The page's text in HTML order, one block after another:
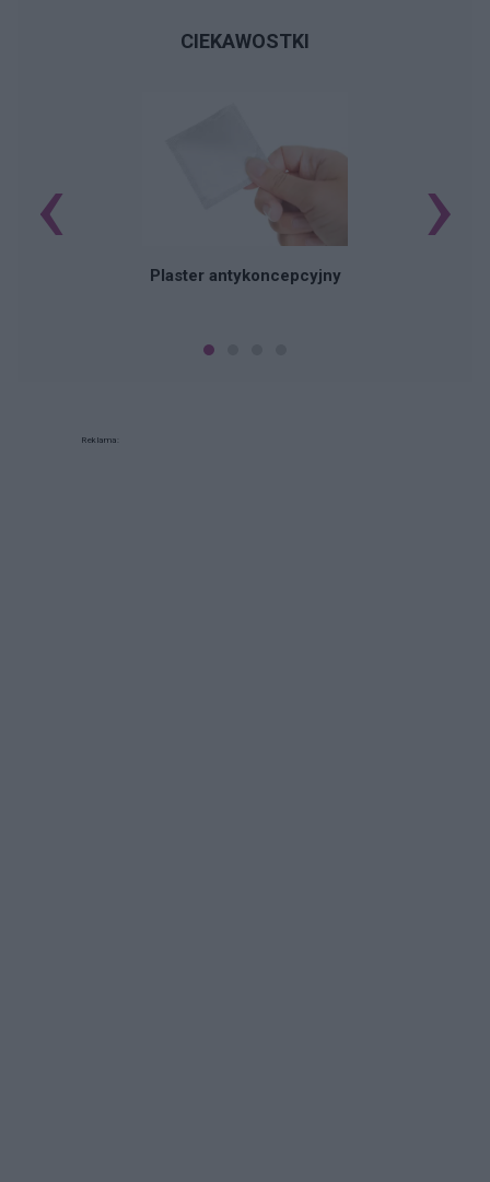
CIEKAWOSTKI
Plaster antykoncepcyjny
‹ ›
Reklama: